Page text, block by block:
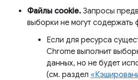
Файлы cookie. Запросы
выборки не могут содержать
Если для ресурса
Chrome выполнит
данных, но не будет
(см. раздел